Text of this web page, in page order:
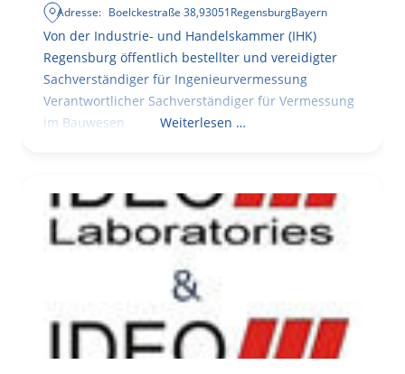
Adresse: Boelckestraße 38,93051RegensburgBayern
Von der Industrie- und Handelskammer (IHK)
Regensburg öffentlich bestellter und vereidigter
Sachverständiger für Ingenieurvermessung
Verantwortlicher Sachverständiger für Vermessung
im Bauwesen
Weiterlesen …